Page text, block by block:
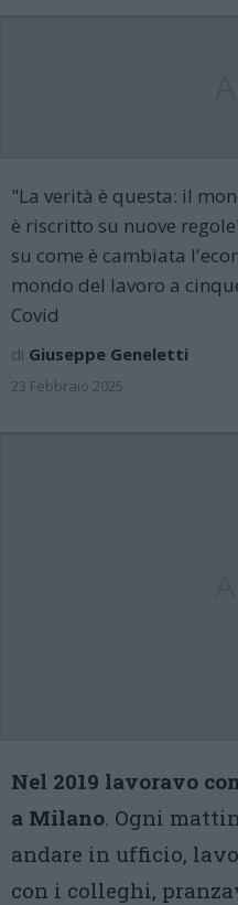
"La verità è questa: il
è riscritto su nuove
su come è cambiata
mondo del lavoro a
Covid
di Giuseppe Geneletti
23 Febbraio 2025
Nel 2019 lavoravo
a Milano. Ogni
andare in ufficio,
con i colleghi,